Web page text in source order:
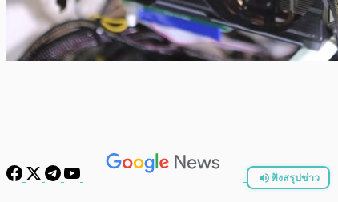
ฟังสรุปข่าว